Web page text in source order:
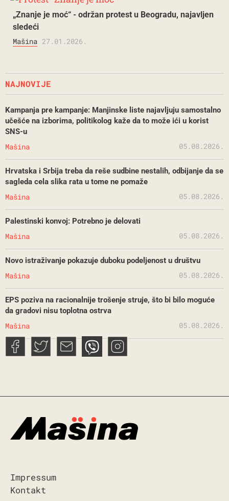
„Znanje je moć“ - održan protest u Beogradu, najavljen
sledeći
Mašina 27.01.2026.
NAJNOVIJE
Kampanja pre kampanje: Manjinske liste najavljuju samostalno
učešće na izborima, politikolog kaže da to može ići u korist
SNS-u
Mašina 05.08.2026.
Hrvatska i Srbija treba da reše sudbine nestalih, odbijanje da se
sagleda cela slika rata u tome ne pomaže
Mašina 05.08.2026.
Palestinski konvoj: Potrebno je delovati
Mašina 05.08.2026.
Novo istraživanje pokazuje duboku podeljenost u društvu
Mašina 05.08.2026.
EPS poziva na racionalnije trošenje struje, što bi bilo moguće
da gradovi nisu toplotna ostrva
Mašina 05.08.2026.
Impressum
Kontakt